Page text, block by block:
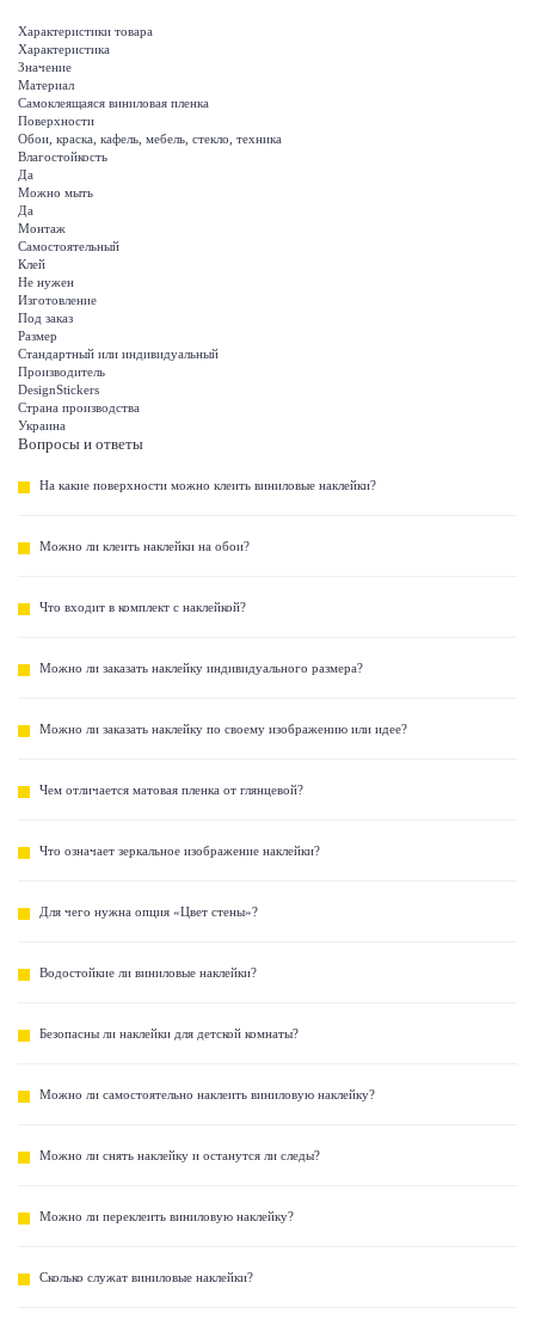
Характеристики товара
Характеристика
Значение
Материал
Самоклеящаяся виниловая пленка
Поверхности
Обои, краска, кафель, мебель, стекло, техника
Влагостойкость
Да
Можно мыть
Да
Монтаж
Самостоятельный
Клей
Не нужен
Изготовление
Под заказ
Размер
Стандартный или индивидуальный
Производитель
DesignStickers
Страна производства
Украина
Вопросы и ответы
На какие поверхности можно клеить виниловые наклейки?
Можно ли клеить наклейки на обои?
Что входит в комплект с наклейкой?
Можно ли заказать наклейку индивидуального размера?
Можно ли заказать наклейку по своему изображению или идее?
Чем отличается матовая пленка от глянцевой?
Что означает зеркальное изображение наклейки?
Для чего нужна опция «Цвет стены»?
Водостойкие ли виниловые наклейки?
Безопасны ли наклейки для детской комнаты?
Можно ли самостоятельно наклеить виниловую наклейку?
Можно ли снять наклейку и останутся ли следы?
Можно ли переклеить виниловую наклейку?
Сколько служат виниловые наклейки?